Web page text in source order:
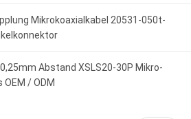
Mikrokoaxialkabel 20531-050t-
0,25mm Abstand XSLS20-30P Mikro-
/ ODM